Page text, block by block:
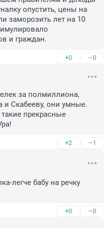
опустить, цены на
заморозить лет на 10
и граждан.
+0 –0
за полмиллиона,
Скабееву, они умные.
прекрасные
+2 –1
легче бабу на речку
+0 –0